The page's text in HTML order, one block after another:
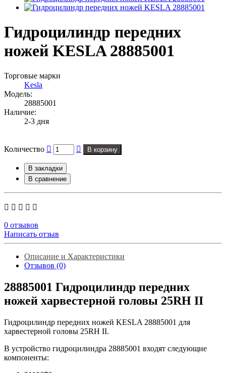
Гидроцилиндр передних
ножей KESLA 28885001
Торговые марки
Kesla
Модель:
28885001
Наличие:
2-3 дня
Количество В корзину
В закладки
В сравнение
0 отзывов
Написать отзыв
Описание и Характеристики
Отзывов (0)
28885001 Гидроцилиндр передних
ножей харвестерной головы 25RH II
Гидроцилиндр передних ножей KESLA 28885001 для
харвестерной головы 25RH II.
В устройство гидроцилиндра 28885001 входят следующие
компоненты: